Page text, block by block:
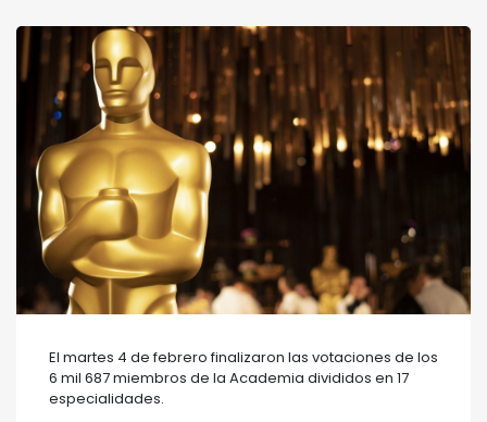
El martes 4 de febrero finalizaron las votaciones de los
6 mil 687 miembros de la Academia divididos en 17
especialidades.